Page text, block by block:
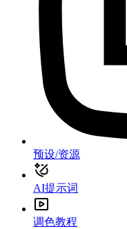
预设/资源
AI提示词
调色教程